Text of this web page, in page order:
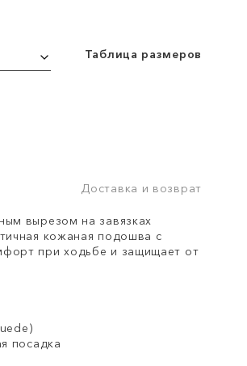
Таблица размеров
Доставка и возврат
вырезом на завязках
кожаная подошва с
при ходьбе и защищает от
посадка